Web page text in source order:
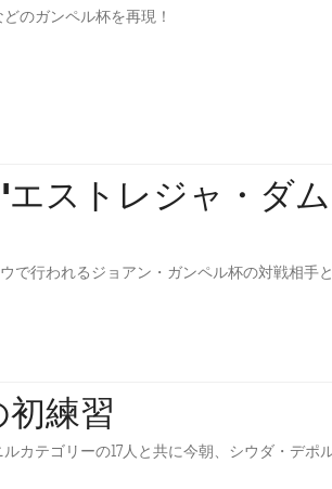
のガンペル杯を再現！
で行われるジョアン・ガンペル杯の対戦相手
練習
カテゴリーの17人と共に今朝、シウダ・デポ